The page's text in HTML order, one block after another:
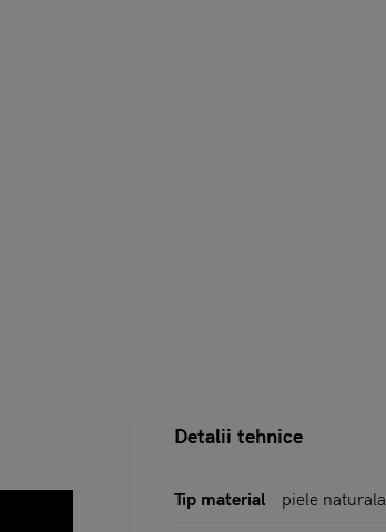
Detalii tehnice
Tip material piele naturala